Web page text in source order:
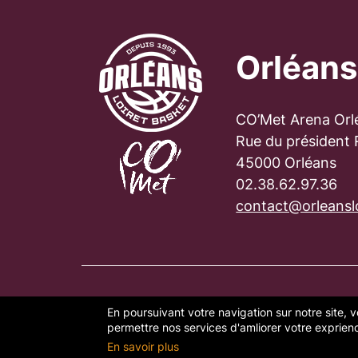
En poursuivant votre navigation sur notre site,
permettre nos services d'amliorer votre
En savoir plus
CO’Met Arena
Rue du président
45000 Orléans
02.38.62.97.36
PLAN DU SITE FAQ